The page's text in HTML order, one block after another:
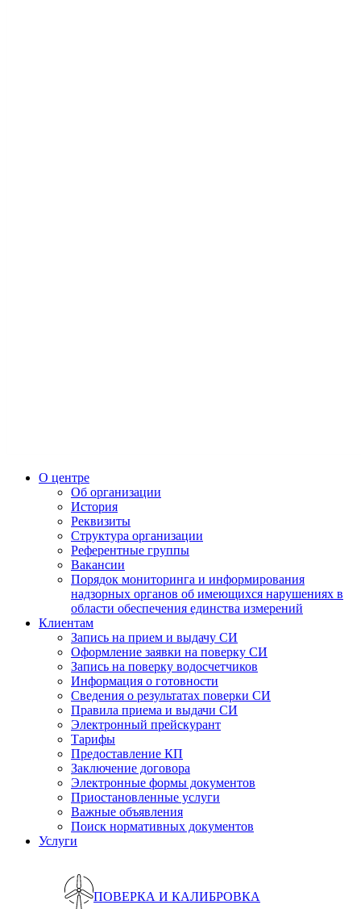
О центре
Об организации
История
Реквизиты
Структура организации
Референтные группы
Вакансии
Порядок мониторинга и информирования
надзорных органов об имеющихся нарушениях в
области обеспечения единства измерений
Клиентам
Запись на прием и выдачу СИ
Оформление заявки на поверку СИ
Запись на поверку водосчетчиков
Информация о готовности
Сведения о результатах поверки СИ
Правила приема и выдачи СИ
Электронный прейскурант
Тарифы
Предоставление КП
Заключение договора
Электронные формы документов
Приостановленные услуги
Важные объявления
Поиск нормативных документов
Услуги
ПОВЕРКА И КАЛИБРОВКА